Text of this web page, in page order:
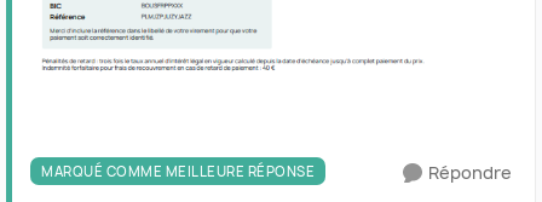
MARQUÉ COMME MEILLEURE RÉPONSE Répondre